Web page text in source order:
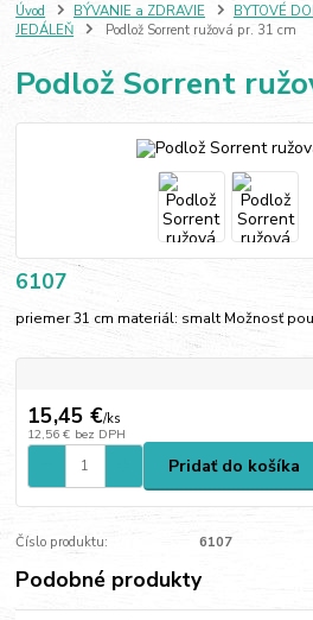
Úvod BÝVANIE a ZDRAVIE BYTOVÉ
JEDÁLEŇ
Podlož Sorrent ružová pr. 31 cm
Podlož Sorrent
6107
priemer 31 cm materiál: smalt Možnosť
15,45 €/ks
12,56 € bez DPH
Pridať do košíka
Číslo produktu: 6107
Podobné produkty